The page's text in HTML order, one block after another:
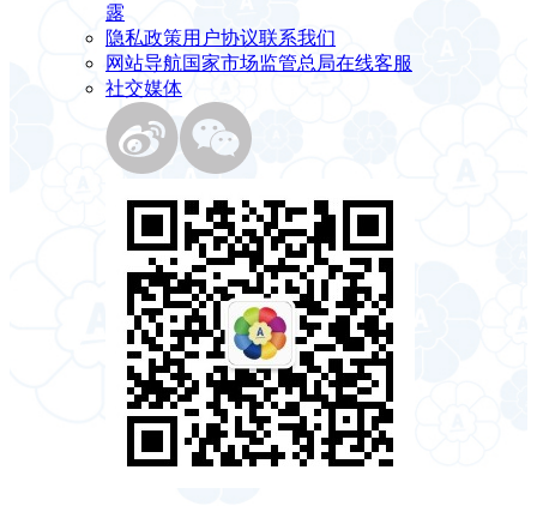
露
隐私政策用户协议联系我们
网站导航国家市场监管总局在线客服
社交媒体